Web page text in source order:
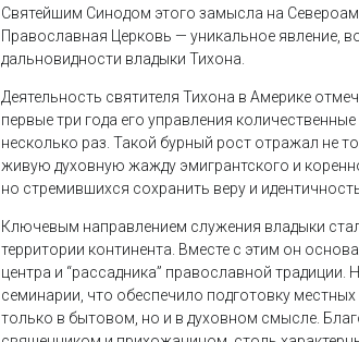
Святейшим Синодом этого замысла на
Православная Церковь — уникальное явление,
дальновидности владыки Тихона.
Деятельность святителя Тихона в Америке
первые три года его управления
несколько раз. Такой бурный рост отражал не
живую духовную жажду эмигрантского и
но стремившихся сохранить веру и
Ключевым направлением служения владыки
территории континента. Вместе с этим он
центра и “рассадника” православной
семинарии, что обеспечило подготовку
только в бытовом, но и в духовном смысле.